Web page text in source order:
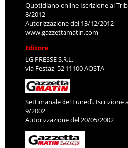
Quotidiano online Iscrizione al
8/2012
Autorizzazione del 13/12/2012
www.gazzettamatin.com
Editore
LG PRESSE S.R.L.
via Festaz, 52 11100 AOSTA
Settimanale del Lunedì. Iscrizione
9/2002
Autorizzazione del 20/05/2002